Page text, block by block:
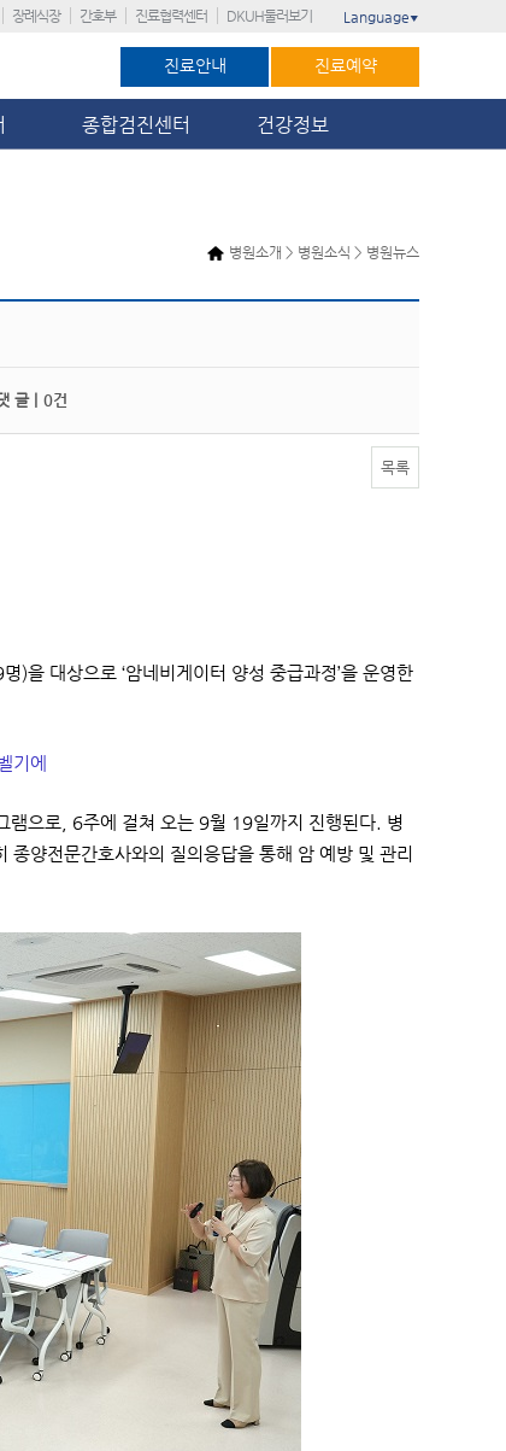
장례식장 간호부 진료협력센터 DKUH둘러보기 Language ▼
진료안내 진료예약
종합검진센터 건강정보
병원소개 > 병원소식 > 병원뉴스
글 | 0건
목록
)을 대상으로 ‘암네비게이터 양성 중급과정’을 운영한
기에
램으로, 6주에 걸쳐 오는 9월 19일까지 진행된다. 병
양전문간호사와의 질의응답을 통해 암 예방 및 관리